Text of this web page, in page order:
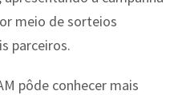
meio de sorteios
parceiros.
pôde conhecer mais